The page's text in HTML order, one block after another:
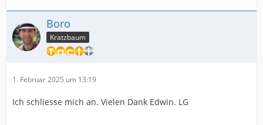
Boro
Kratzbaum
1. Februar 2025 um 13:19
Ich schliesse mich an. Vielen Dank Edwin. LG